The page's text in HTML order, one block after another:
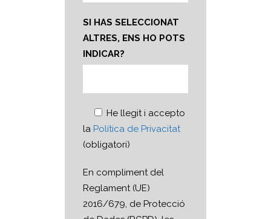
SI HAS SELECCIONAT
ALTRES, ENS HO POTS
INDICAR?
He llegit i accepto
la Política de Privacitat
(obligatori)
En compliment del
Reglament (UE)
2016/679, de Protecció